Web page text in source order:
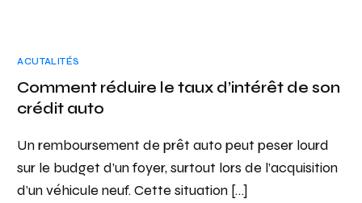
ACUTALITÉS
Comment réduire le taux d’intérêt de son
crédit auto
Un remboursement de prêt auto peut peser lourd
sur le budget d’un foyer, surtout lors de l’acquisition
d’un véhicule neuf. Cette situation […]